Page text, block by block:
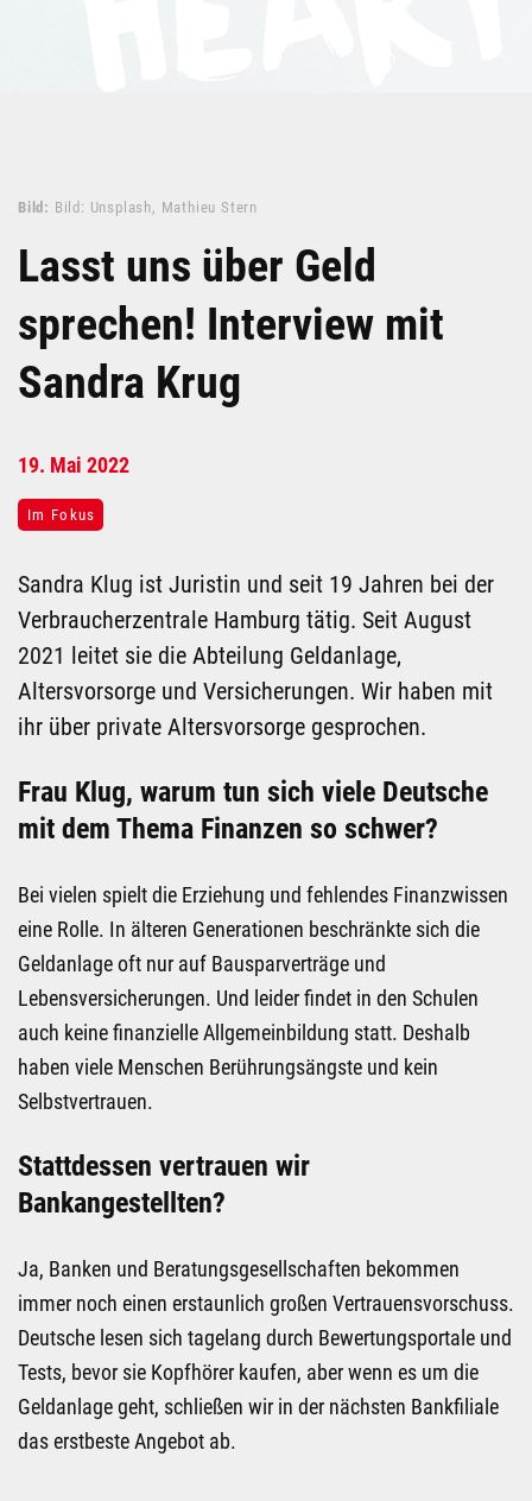
Bild: Bild: Unsplash, Mathieu Stern
Lasst uns über Geld
sprechen! Interview mit
Sandra Krug
19. Mai 2022
Im Fokus
Sandra Klug ist Juristin und seit 19 Jahren bei der
Verbraucherzentrale Hamburg tätig. Seit August
2021 leitet sie die Abteilung Geldanlage,
Altersvorsorge und Versicherungen. Wir haben mit
ihr über private Altersvorsorge gesprochen.
Frau Klug, warum tun sich viele Deutsche
mit dem Thema Finanzen so schwer?
Bei vielen spielt die Erziehung und fehlendes Finanzwissen
eine Rolle. In älteren Generationen beschränkte sich die
Geldanlage oft nur auf Bausparverträge und
Lebensversicherungen. Und leider findet in den Schulen
auch keine finanzielle Allgemeinbildung statt. Deshalb
haben viele Menschen Berührungsängste und kein
Selbstvertrauen.
Stattdessen vertrauen wir
Bankangestellten?
Ja, Banken und Beratungsgesellschaften bekommen
immer noch einen erstaunlich großen Vertrauensvorschuss.
Deutsche lesen sich tagelang durch Bewertungsportale und
Tests, bevor sie Kopfhörer kaufen, aber wenn es um die
Geldanlage geht, schließen wir in der nächsten Bankfiliale
das erstbeste Angebot ab.